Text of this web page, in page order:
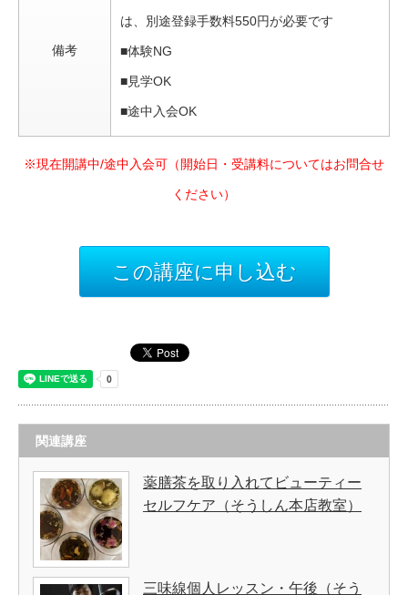
備考
は、別途登録手数料550円が必要です
■体験NG
■見学OK
■途中入会OK
※現在開講中/途中入会可（開始日・受講料についてはお問合せ
ください）
この講座に申し込む
関連講座
薬膳茶を取り入れてビューティー
セルフケア（そうしん本店教室）
三味線個人レッスン・午後（そう